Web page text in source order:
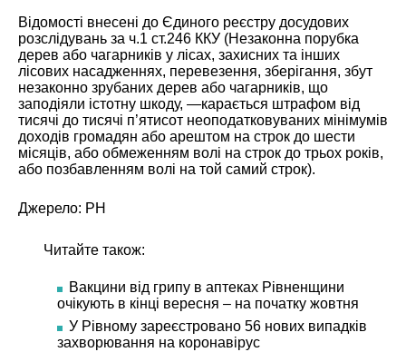
Відомості внесені до Єдиного реєстру досудових
розслідувань за ч.1 ст.246 ККУ (Незаконна порубка
дерев або чагарників у лісах, захисних та інших
лісових насадженнях, перевезення, зберігання, збут
незаконно зрубаних дерев або чагарників, що
заподіяли істотну шкоду, —карається штрафом від
тисячі до тисячі п’ятисот неоподатковуваних мінімумів
доходів громадян або арештом на строк до шести
місяців, або обмеженням волі на строк до трьох років,
або позбавленням волі на той самий строк).
Джерело: РН
Читайте також:
Вакцини від грипу в аптеках Рівненщини
очікують в кінці вересня – на початку жовтня
У Рівному зареєстровано 56 нових випадків
захворювання на коронавірус